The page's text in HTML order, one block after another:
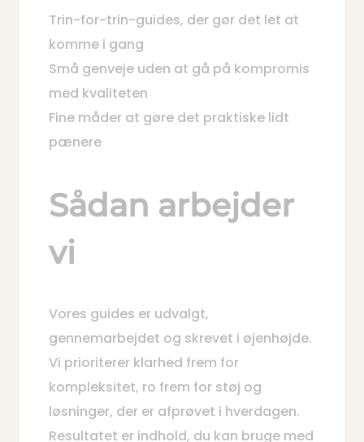
Trin-for-trin-guides, der gør det let at
komme i gang
Små genveje uden at gå på kompromis
med kvaliteten
Fine måder at gøre det praktiske lidt
pænere
Sådan arbejder
vi
Vores guides er udvalgt,
gennemarbejdet og skrevet i øjenhøjde.
Vi prioriterer klarhed frem for
kompleksitet, ro frem for støj og
løsninger, der er afprøvet i hverdagen.
Resultatet er indhold, du kan bruge med